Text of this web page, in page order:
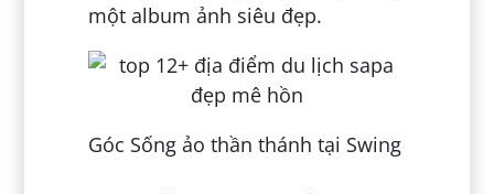
một album ảnh siêu đẹp.
Góc Sống ảo thần thánh tại Swing